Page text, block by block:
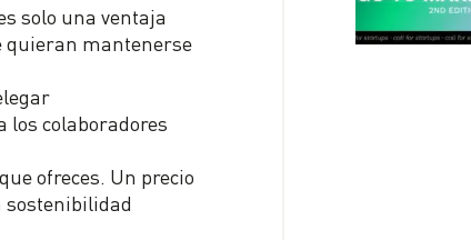
solo una ventaja
quieran mantenerse
los colaboradores
ofreces. Un precio
sostenibilidad